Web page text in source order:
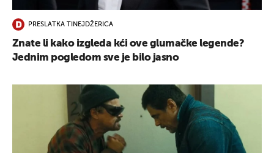
PRESLATKA TINEJDŽERICA
Znate li kako izgleda kći ove glumačke legende?
Jednim pogledom sve je bilo jasno